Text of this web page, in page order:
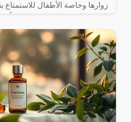
زوارها وخاصة الأطفال للاستمتاع
جدة